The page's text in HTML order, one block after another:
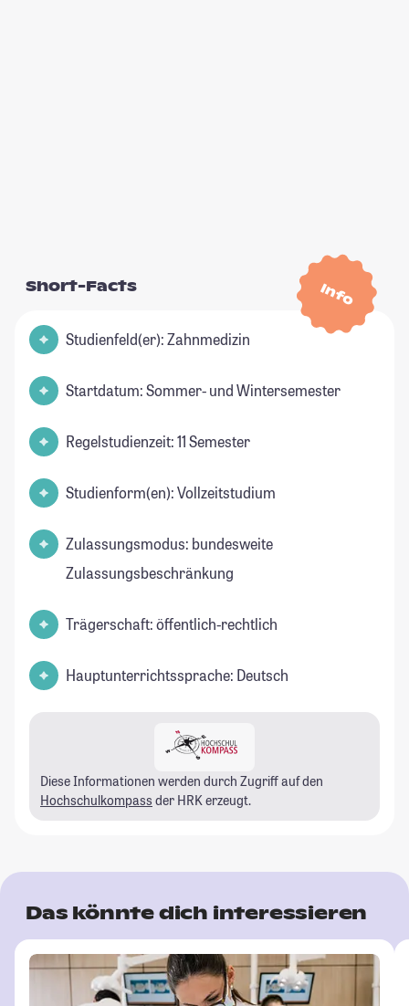
Info
Short-Facts
Studienfeld(er): Zahnmedizin
Startdatum: Sommer- und Wintersemester
Regelstudienzeit: 11 Semester
Studienform(en): Vollzeitstudium
Zulassungsmodus: bundesweite
Zulassungsbeschränkung
Trägerschaft: öffentlich-rechtlich
Hauptunterrichtssprache: Deutsch
Diese Informationen werden durch Zugriff auf den
Hochschulkompass der HRK erzeugt.
Das könnte dich interessieren